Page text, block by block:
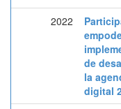
2022
de
la
digital